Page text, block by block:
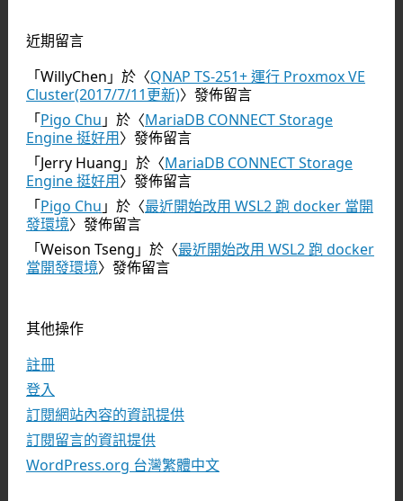
近期留言
「WillyChen 」於〈QNAP TS-251+ 運行 Proxmox VE
Cluster(2017/7/11更新)〉發佈留言
「Pigo Chu 」於〈MariaDB CONNECT Storage
Engine 挺好用〉發佈留言
「Jerry Huang 」於〈MariaDB CONNECT Storage
Engine 挺好用〉發佈留言
「Pigo Chu 」於〈最近開始改用 WSL2 跑 docker 當開
發環境〉發佈留言
「Weison Tseng 」於〈最近開始改用 WSL2 跑 docker
當開發環境〉發佈留言
其他操作
註冊
登入
訂閱網站內容的資訊提供
訂閱留言的資訊提供
WordPress.org 台灣繁體中文